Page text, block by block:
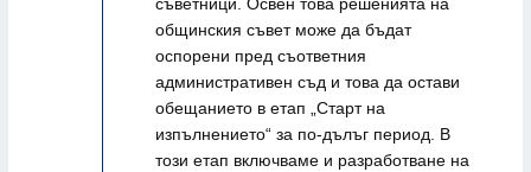
съветници. Освен това решенията на
общинския съвет може да бъдат
оспорени пред съответния
административен съд и това да остави
обещанието в етап „Старт на
изпълнението“ за по-дълъг период. В
този етап включваме и разработване на